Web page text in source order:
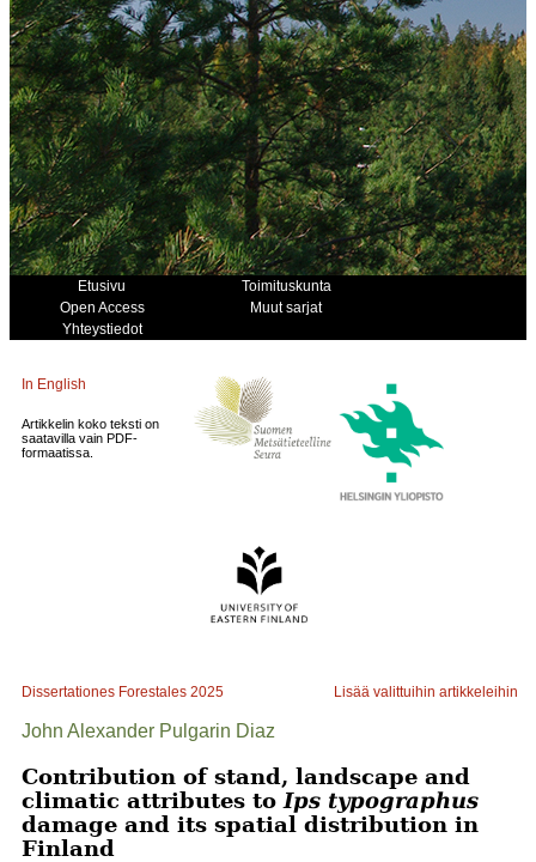
Etusivu
Toimituskunta
Open Access
Muut sarjat
Yhteystiedot
In English
Artikkelin koko teksti on
saatavilla vain PDF-
formaatissa.
Dissertationes Forestales 2025 Lisää valittuihin artikkeleihin
John Alexander Pulgarin Diaz
Contribution of stand, landscape and
climatic attributes to Ips typographus
damage and its spatial distribution in
Finland